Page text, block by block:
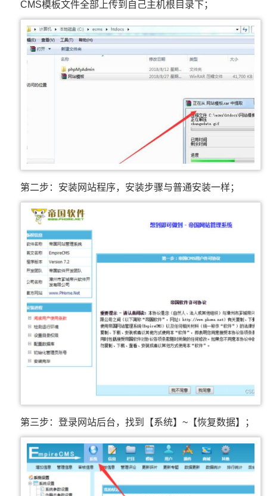
CMS模板文件全部上传到自己主机根目录下；
第二步：安装网站程序，安装步骤与普通安装一样；
第三步：登录网站后台，找到【系统】~【恢复数据】；